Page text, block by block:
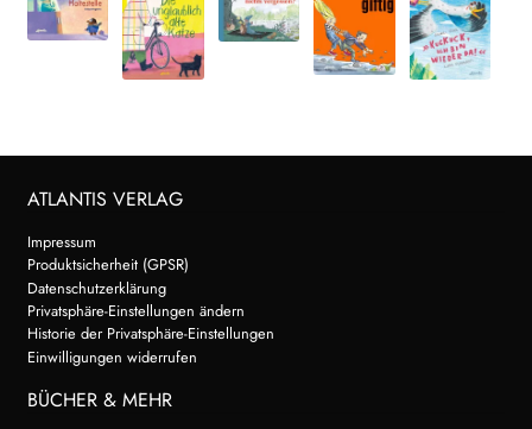
ATLANTIS VERLAG
Impressum
Produktsicherheit (GPSR)
Datenschutzerklärung
Privatsphäre-Einstellungen ändern
Historie der Privatsphäre-Einstellungen
Einwilligungen widerrufen
BÜCHER & MEHR